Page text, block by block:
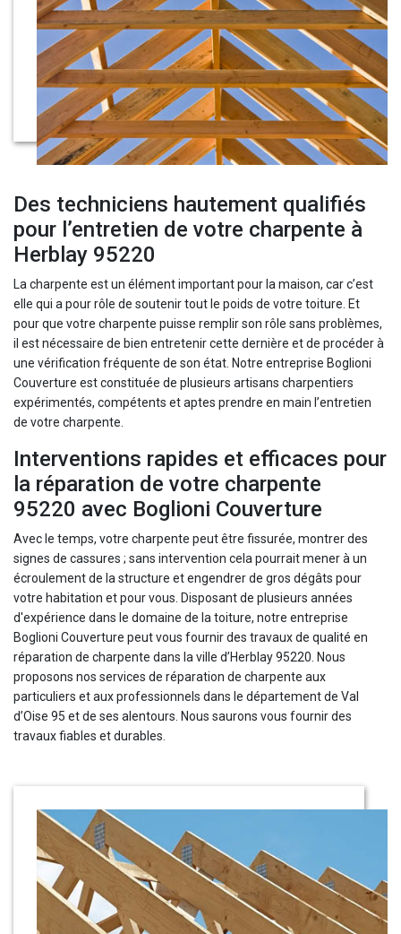
Des techniciens hautement qualifiés
pour l’entretien de votre charpente à
Herblay 95220
La charpente est un élément important pour la maison, car c’est
elle qui a pour rôle de soutenir tout le poids de votre toiture. Et
pour que votre charpente puisse remplir son rôle sans problèmes,
il est nécessaire de bien entretenir cette dernière et de procéder à
une vérification fréquente de son état. Notre entreprise Boglioni
Couverture est constituée de plusieurs artisans charpentiers
expérimentés, compétents et aptes prendre en main l’entretien
de votre charpente.
Interventions rapides et efficaces pour
la réparation de votre charpente
95220 avec Boglioni Couverture
Avec le temps, votre charpente peut être fissurée, montrer des
signes de cassures ; sans intervention cela pourrait mener à un
écroulement de la structure et engendrer de gros dégâts pour
votre habitation et pour vous. Disposant de plusieurs années
d'expérience dans le domaine de la toiture, notre entreprise
Boglioni Couverture peut vous fournir des travaux de qualité en
réparation de charpente dans la ville d’Herblay 95220. Nous
proposons nos services de réparation de charpente aux
particuliers et aux professionnels dans le département de Val
d’Oise 95 et de ses alentours. Nous saurons vous fournir des
travaux fiables et durables.